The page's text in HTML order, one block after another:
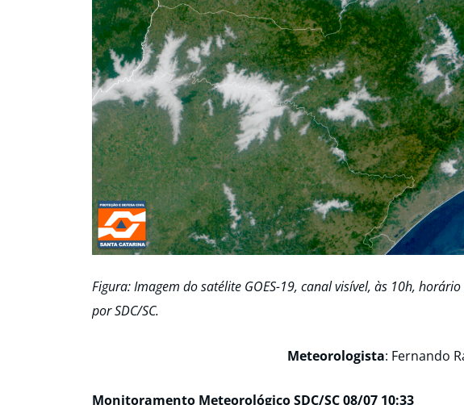
Figura: Imagem do satélite GOES-19, canal visível, às 10h, horário
por SDC/SC.
Meteorologista: Fernando
Monitoramento Meteorológico SDC/SC 08/07 10:33